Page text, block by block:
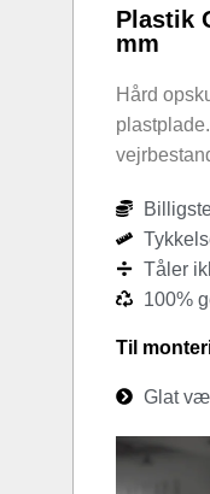
Plastik
mm
Hård
Tåler
100%
Til
Glat